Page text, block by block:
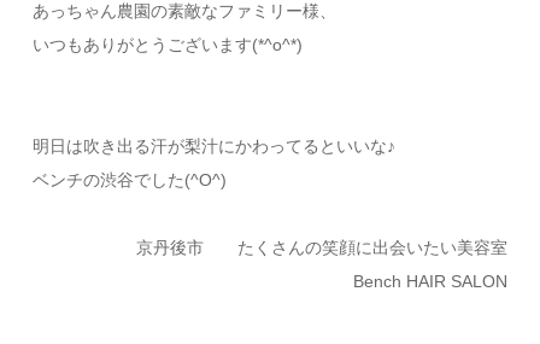
あっちゃん農園の素敵なファミリー様、
いつもありがとうございます(*^o^*)
明日は吹き出る汗が梨汁にかわってるといいな♪
ベンチの渋谷でした(^O^)
京丹後市 たくさんの笑顔に出会いたい美容室
Bench HAIR SALON